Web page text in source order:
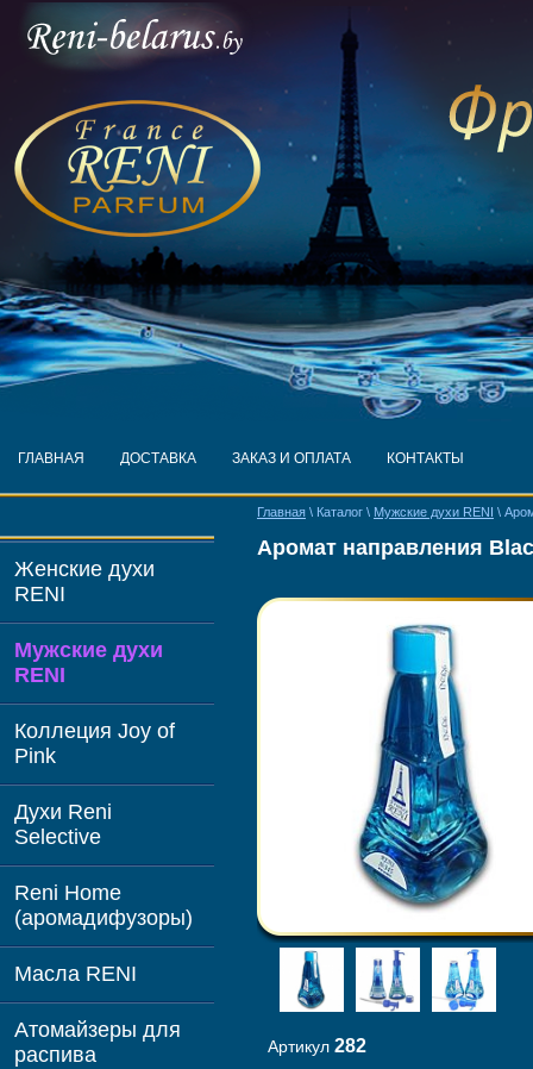
ГЛАВНАЯ ДОСТАВКА ЗАКАЗ И ОПЛАТА КОНТАКТЫ
Женские духи
RENI
Мужские духи
RENI
Коллеция Joy of
Pink
Духи Reni
Selective
Reni Home
(аромадифузоры)
Масла RENI
Атомайзеры для
распива
Главная \ Каталог \ Мужские духи RENI \
Аромат направления
Артикул 282